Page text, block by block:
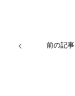
前の記事